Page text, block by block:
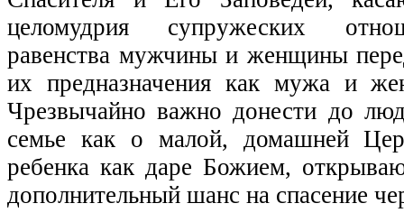
целомудрия супружеских
равенства мужчины и женщины
их предназначения как мужа и
Чрезвычайно важно донести до
семье как о малой, домашней
ребенка как даре Божием,
дополнительный шанс на спасение